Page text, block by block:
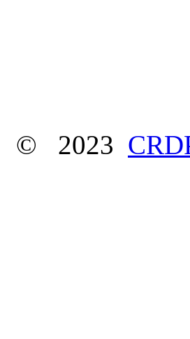
© 2023